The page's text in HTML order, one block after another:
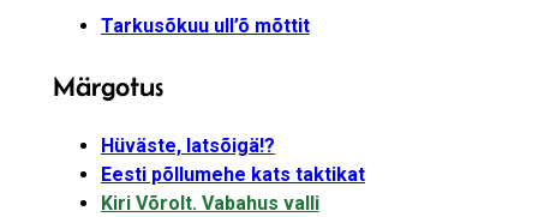
Tarkusõkuu ull’õ mõttit
Märgotus
Hüväste, latsõigä!?
Eesti põllumehe kats taktikat
Kiri Võrolt. Vabahus valli